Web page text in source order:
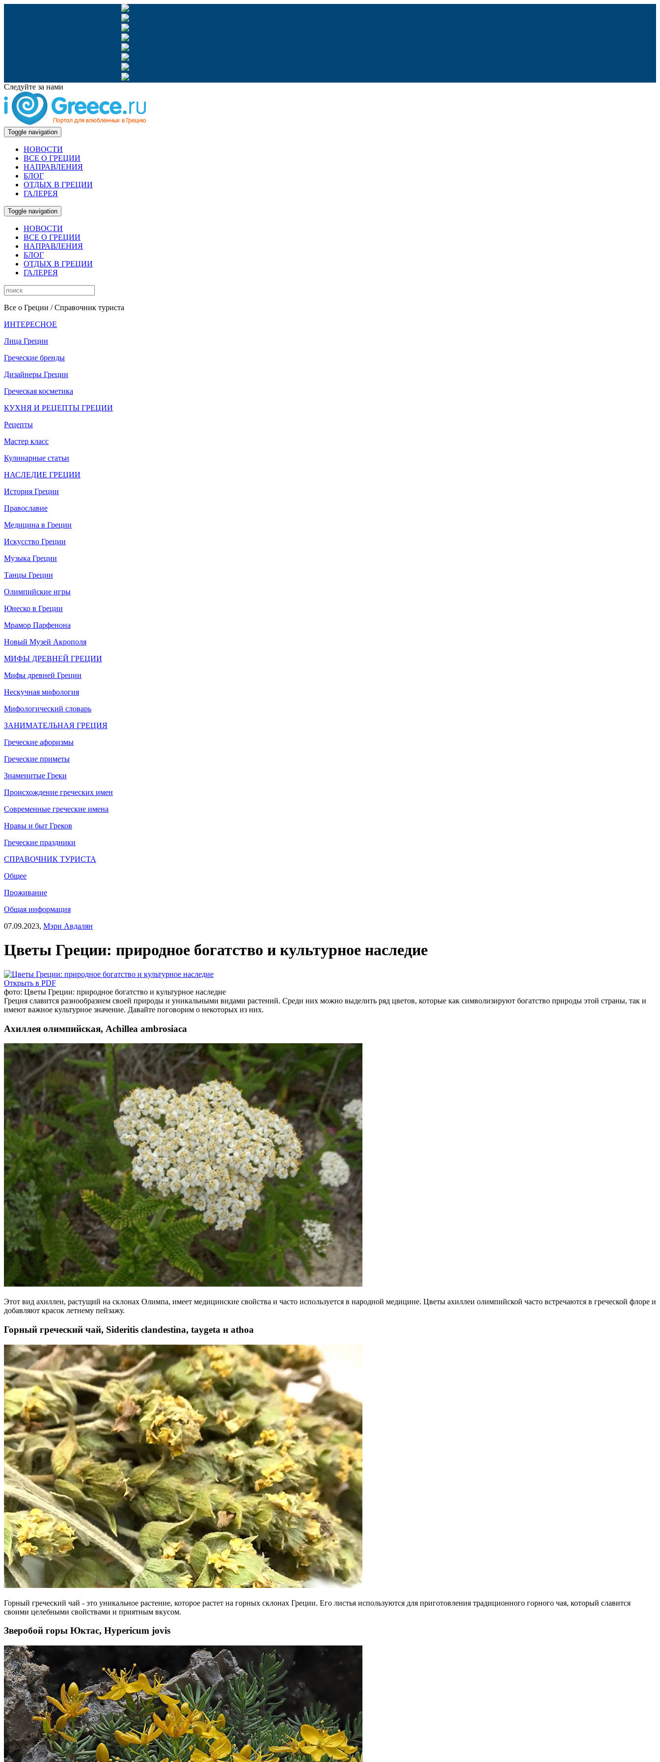
Следуйте за нами
Toggle navigation
НОВОСТИ
ВСЕ О ГРЕЦИИ
НАПРАВЛЕНИЯ
БЛОГ
ОТДЫХ В ГРЕЦИИ
ГАЛЕРЕЯ
Toggle navigation
НОВОСТИ
ВСЕ О ГРЕЦИИ
НАПРАВЛЕНИЯ
БЛОГ
ОТДЫХ В ГРЕЦИИ
ГАЛЕРЕЯ
Все о Греции / Справочник туриста
ИНТЕРЕСНОЕ
Лица Греции
Греческие бренды
Дизайнеры Греции
Греческая косметика
КУХНЯ И РЕЦЕПТЫ ГРЕЦИИ
Рецепты
Мастер класс
Кулинарные статьи
НАСЛЕДИЕ ГРЕЦИИ
История Греции
Православие
Медицина в Греции
Искусство Греции
Музыка Греции
Танцы Греции
Олимпийские игры
Юнеско в Греции
Мрамор Парфенона
Новый Музей Акрополя
МИФЫ ДРЕВНЕЙ ГРЕЦИИ
Мифы древней Греции
Нескучная мифология
Мифологический словарь
ЗАНИМАТЕЛЬНАЯ ГРЕЦИЯ
Греческие афоризмы
Греческие приметы
Знаменитые Греки
Происхождение греческих имен
Современные греческие имена
Нравы и быт Греков
Греческие праздники
СПРАВОЧНИК ТУРИСТА
Общее
Проживание
Общая информация
07.09.2023, Мэри Авдалян
Цветы Греции: природное богатство и культурное наследие
Открыть в PDF
фото: Цветы Греции: природное богатство и культурное наследие
Греция славится разнообразием своей природы и уникальными видами растений. Среди них можно выделить ряд цветов, которые как символизируют богатство природы этой страны, так и
имеют важное культурное значение. Давайте поговорим о некоторых из них.
Ахиллея олимпийская, Achillea ambrosiaca
Этот вид ахиллеи, растущий на склонах Олимпа, имеет медицинские свойства и часто используется в народной медицине. Цветы ахиллеи олимпийской часто встречаются в греческой флоре и
добавляют красок летнему пейзажу.
Горный греческий чай, Sideritis clandestina, taygeta и athoa
Горный греческий чай - это уникальное растение, которое растет на горных склонах Греции. Его листья используются для приготовления традиционного горного чая, который славится
своими целебными свойствами и приятным вкусом.
Зверобой горы Юктас, Hypericum jovis